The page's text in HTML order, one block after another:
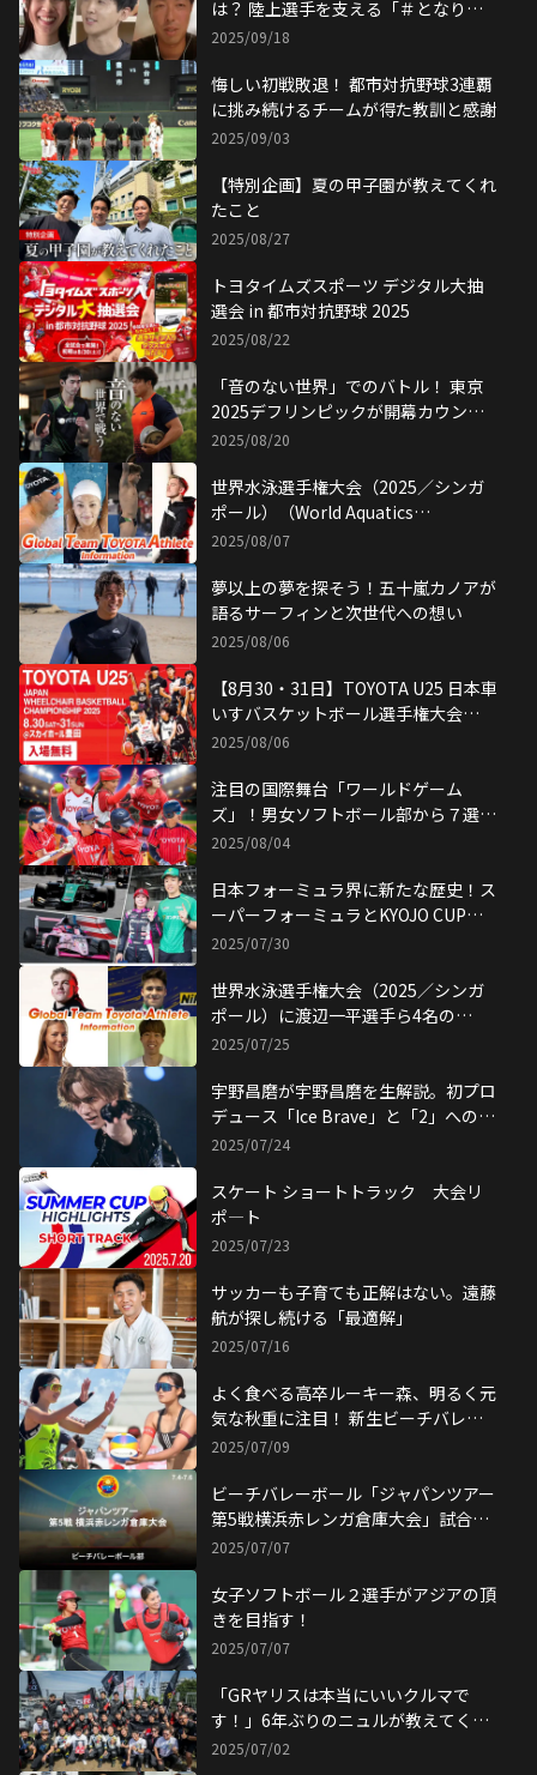
は？ 陸上選手を支える「＃となり目
線」
2025/09/18
悔しい初戦敗退！ 都市対抗野球3連覇
に挑み続けるチームが得た教訓と感謝
2025/09/03
【特別企画】夏の甲子園が教えてくれ
たこと
2025/08/27
トヨタイムズスポーツ デジタル大抽
選会 in 都市対抗野球 2025
2025/08/22
「音のない世界」でのバトル！ 東京
2025デフリンピックが開幕カウント
ダウン
2025/08/20
世界水泳選手権大会（2025／シンガ
ポール）（World Aquatics
Championships Singapore 2025）
2025/08/07
夢以上の夢を探そう！五十嵐カノアが
語るサーフィンと次世代への想い
2025/08/06
【8月30・31日】TOYOTA U25 日本車
いすバスケットボール選手権大会
2025、とよたスポーツフェスティバ
2025/08/06
注目の国際舞台「ワールドゲーム
ズ」！男女ソフトボール部から７選手
が 世界一を目指す！
2025/08/04
日本フォーミュラ界に新たな歴史！ス
ーパーフォーミュラとKYOJO CUPが
同時開催!!
2025/07/30
世界水泳選手権大会（2025／シンガ
ポール）に渡辺一平選手ら4名の
GTTAが出場！
2025/07/25
宇野昌磨が宇野昌磨を生解説。初プロ
デュース「Ice Brave」と「2」への想
い
2025/07/24
スケート ショートトラック 大会リ
ポ―ト
2025/07/23
サッカーも子育ても正解はない。遠藤
航が探し続ける「最適解」
2025/07/16
よく食べる高卒ルーキー森、明るく元
気な秋重に注目！ 新生ビーチバレー
ボール部
2025/07/09
ビーチバレーボール「ジャパンツアー
第5戦横浜赤レンガ倉庫大会」試合リ
ポート
2025/07/07
女子ソフトボール２選手がアジアの頂
きを目指す！
2025/07/07
「GRヤリスは本当にいいクルマで
す！」6年ぶりのニュルが教えてくれ
たこと
2025/07/02